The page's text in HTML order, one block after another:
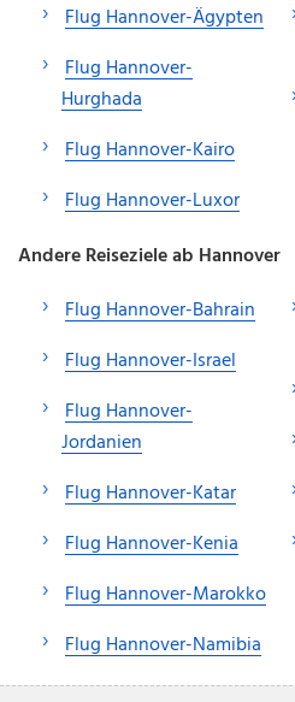
Flug Hannover-Ägypten
Flug Hannover-
Hurghada
Flug Hannover-Kairo
Flug Hannover-Luxor
Andere Reiseziele ab Hannover
Flug Hannover-Bahrain
Flug Hannover-Israel
Flug Hannover-
Jordanien
Flug Hannover-Katar
Flug Hannover-Kenia
Flug Hannover-Marokko
Flug Hannover-Namibia